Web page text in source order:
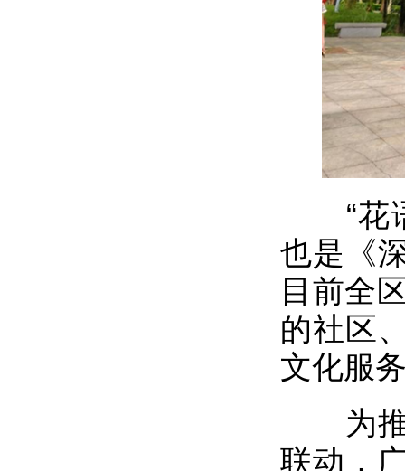
“花语
也是《
目前全
的社区
文化服
为推
联动，